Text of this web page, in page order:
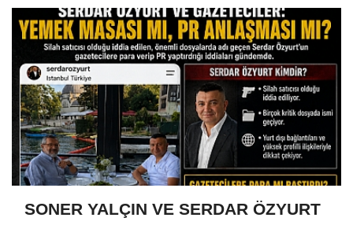
SONER YALÇIN VE SERDAR ÖZYURT